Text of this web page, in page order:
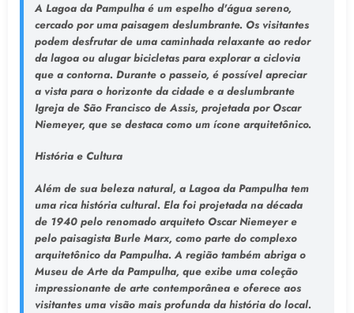
A Lagoa da Pampulha é um espelho d'água sereno,
cercado por uma paisagem deslumbrante. Os visitantes
podem desfrutar de uma caminhada relaxante ao redor
da lagoa ou alugar bicicletas para explorar a ciclovia
que a contorna. Durante o passeio, é possível apreciar
a vista para o horizonte da cidade e a deslumbrante
Igreja de São Francisco de Assis, projetada por Oscar
Niemeyer, que se destaca como um ícone arquitetônico.
História e Cultura
Além de sua beleza natural, a Lagoa da Pampulha tem
uma rica história cultural. Ela foi projetada na década
de 1940 pelo renomado arquiteto Oscar Niemeyer e
pelo paisagista Burle Marx, como parte do complexo
arquitetônico da Pampulha. A região também abriga o
Museu de Arte da Pampulha, que exibe uma coleção
impressionante de arte contemporânea e oferece aos
visitantes uma visão mais profunda da história do local.